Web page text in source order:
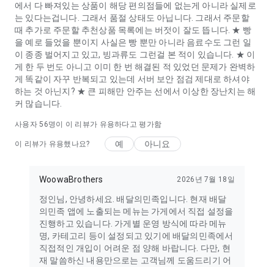
에서 다 빠져있는 상품이 해당 편의점들에 없는게 아니라 실제로
는 있다는겁니다. 그래서 품절 상태도 아닙니다. 그래서 주문할
때 추가로 주문할 추천상품 목록에는 버젓이 잘도 뜹니다. ★ 빵
을 예로 들었을 뿐이지 사실은 빵 뿐만 아니라 음료수도 그런 일
이 종종 벌어지고 있고, 빙과류도 그런걸 본 적이 있습니다. ★ 이
게 한 두 번도 아니고 이미 한 번 해결된 적 있었던 문제가 완벽하
게 똑같이 자꾸 반복되고 있는데 서버 보안 점검 제대로 하셔야
하는 것 아닌지? ★ 큰 피해만 안주는 선에서 이상한 장난치는 해
커 많습니다.
사용자56명이 이 리뷰가 유용하다고 평가함
이 리뷰가 유용했나요? 예 아니요
WoowaBrothers 2026년 7월 18일
정인님, 안녕하세요. 배달의민족입니다. 현재 배달
의민족 앱에 노출되는 메뉴는 가게에서 직접 설정을
진행하고 있습니다. 가게별 운영 방식에 따라 메뉴
명, 카테고리 등이 설정되고 있기에 배달의민족에서
직접적인 개입이 어려운 점 양해 바랍니다. 다만, 현
재 말씀하신 내용만으로는 고객님께 도움드리기 어